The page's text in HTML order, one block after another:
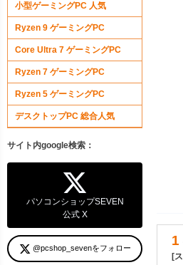
1
[
小型ゲーミングPC 人気
Ryzen 9 ゲーミングPC
Core Ultra 7 ゲーミングPC
Ryzen 7 ゲーミングPC
Ryzen 5 ゲーミングPC
デスクトップPC 総合人気
サイト内google検索：
パソコンショップSEVEN
公式 X
@pcshop_sevenをフォロー